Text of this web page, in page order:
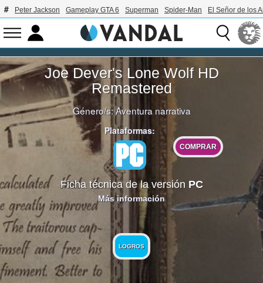
Peter Jackson Gameplay GTA 6 Superman Spider-Man El Señor de los
Joe Dever's Lone Wolf HD
Remastered
Género/s:Aventura narrativa
Plataformas:
COMPRAR
Ficha técnica de la versión PC
Más información
LOGROS